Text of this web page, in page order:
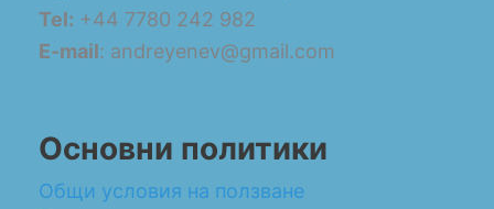
Tel: +44 7780 242 982
E-mail: andreyenev@gmail.com
Основни политики
Общи условия на ползване